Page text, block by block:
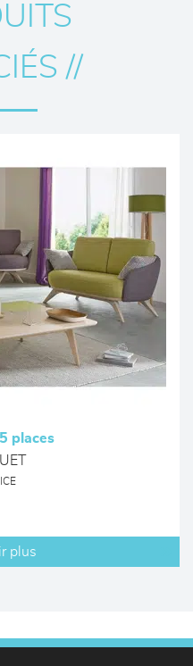
//
places
plus